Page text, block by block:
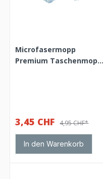
Microfasermopp
Premium Taschenmopp
3,45 CHF 4,95 CHF*
In den Warenkorb